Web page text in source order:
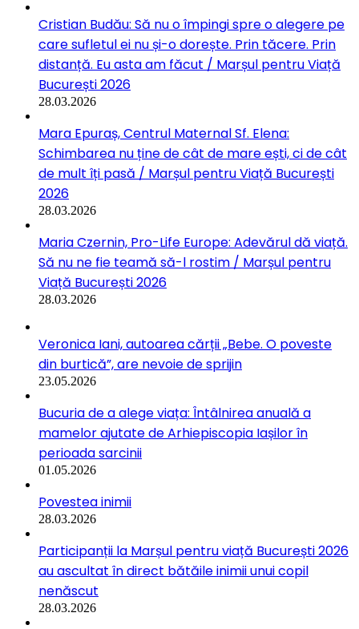
Cristian Budău: Să nu o împingi spre o alegere pe
care sufletul ei nu și-o dorește. Prin tăcere. Prin
distanță. Eu asta am făcut / Marșul pentru Viață
București 2026
28.03.2026
Mara Epuraș, Centrul Maternal Sf. Elena:
Schimbarea nu ține de cât de mare ești, ci de cât
de mult îți pasă / Marșul pentru Viață București
2026
28.03.2026
Maria Czernin, Pro-Life Europe: Adevărul dă viață.
Să nu ne fie teamă să-l rostim / Marșul pentru
Viață București 2026
28.03.2026
Veronica Iani, autoarea cărții „Bebe. O poveste
din burtică”, are nevoie de sprijin
23.05.2026
Bucuria de a alege viața: Întâlnirea anuală a
mamelor ajutate de Arhiepiscopia Iașilor în
perioada sarcinii
01.05.2026
Povestea inimii
28.03.2026
Participanții la Marșul pentru viață București 2026
au ascultat în direct bătăile inimii unui copil
nenăscut
28.03.2026